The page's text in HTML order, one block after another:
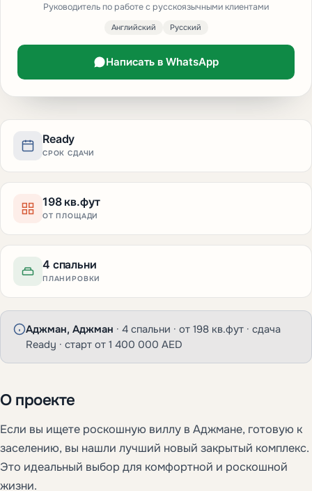
Ready
СРОК СДАЧИ
198 кв.фут
ОТ ПЛОЩАДИ
4 спальни
ПЛАНИРОВКИ
Аджман, Аджман · 4 спальни · от 198 кв.фут · сдача
Ready · старт от 1 400 000 AED
О проекте
Если вы ищете роскошную виллу в Аджмане, готовую к
заселению, вы нашли лучший новый закрытый комплекс.
Это идеальный выбор для комфортной и роскошной
жизни.
Руководитель по работе с русскоязычными клиентами
Английский Русский
Написать в WhatsApp